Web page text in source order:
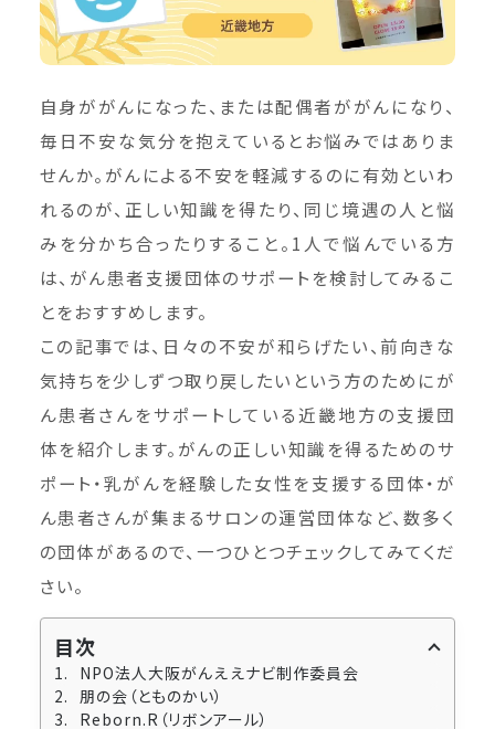
自身ががんになった、または配偶者ががんになり、
毎日不安な気分を抱えているとお悩みではありま
せんか。がんによる不安を軽減するのに有効といわ
れるのが、正しい知識を得たり、同じ境遇の人と悩
みを分かち合ったりすること。1人で悩んでいる方
は、がん患者支援団体のサポートを検討してみるこ
とをおすすめします。
この記事では、日々の不安が和らげたい、前向きな
気持ちを少しずつ取り戻したいという方のためにが
ん患者さんをサポートしている近畿地方の支援団
体を紹介します。がんの正しい知識を得るためのサ
ポート・乳がんを経験した女性を支援する団体・が
ん患者さんが集まるサロンの運営団体など、数多く
の団体があるので、一つひとつチェックしてみてくだ
さい。
目次
NPO法人大阪がんええナビ制作委員会
朋の会（とものかい）
Reborn.R（リボンアール）